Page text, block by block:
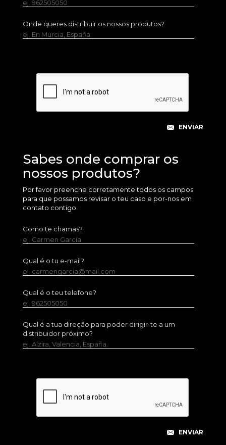
ej. 962505050
Onde queres distribuir os nossos produtos?
ej. En Murcia, España
Sabes onde comprar os
nossos produtos?
Por favor preenche corretamente todos os campos
para que possamos revisar o teu caso e por-nos em
contato contigo.
Como te chamas?
ej. Carmen García
Qual é o tu e-mail?
ej. carmengarcia@mail.com
Qual é o teu telefone?
ej. 962505050
Qual é a tua direção para poder dirigir-te a um
distribuidor próximo?
ej. Alzira, Valencia, España.